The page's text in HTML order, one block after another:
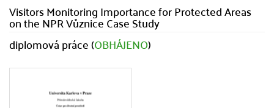
Visitors Monitoring Importance for Protected Areas
on the NPR Vůznice Case Study
diplomová práce (OBHÁJENO)